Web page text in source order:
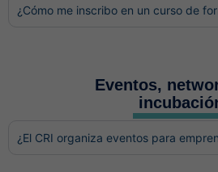
¿Cómo me inscribo en un curso de
Eventos,
¿El CRI organiza eventos para